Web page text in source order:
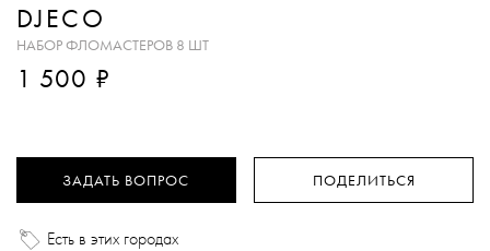
DJECO
НАБОР ФЛОМАСТЕРОВ 8 ШТ
1 500 ₽
ЗАДАТЬ ВОПРОС ПОДЕЛИТЬСЯ
Есть в этих городах